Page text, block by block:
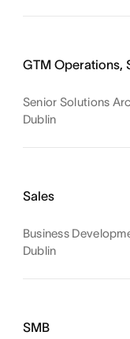
GTM Operations,
Senior Solutions
Dublin
Sales
Business
Dublin
SMB